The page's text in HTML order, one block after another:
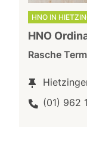
HNO IN
HNO
Rasche
(01) 962